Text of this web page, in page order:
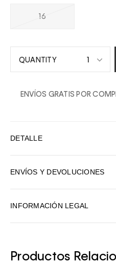
16
1
2
9
ENVÍOS GRATIS POR
DETALLE
ENVÍOS Y DEVOLUCIONES
INFORMACIÓN LEGAL
Productos